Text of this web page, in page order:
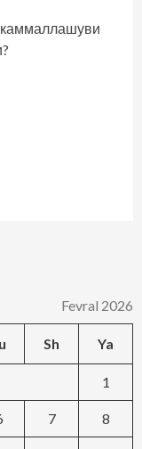
Fevral 2026
Sh Ya
1
7 8